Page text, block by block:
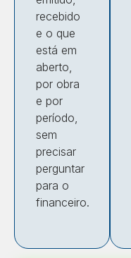
recebido
e o que
está em
aberto,
por obra
e por
período,
sem
precisar
perguntar
para o
financeiro.